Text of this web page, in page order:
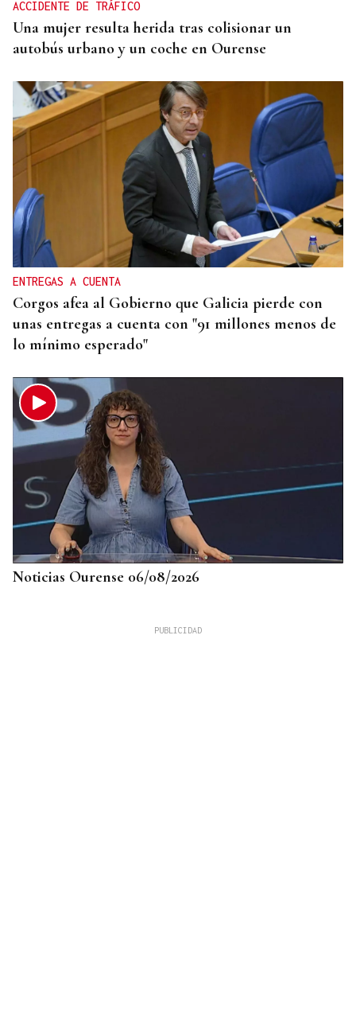
ACCIDENTE DE TRÁFICO
Una mujer resulta herida tras colisionar un
autobús urbano y un coche en Ourense
ENTREGAS A CUENTA
Corgos afea al Gobierno que Galicia pierde con
unas entregas a cuenta con "91 millones menos de
lo mínimo esperado"
Noticias Ourense 06/08/2026